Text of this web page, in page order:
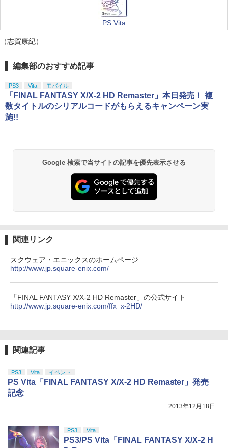
PS Vita
（志賀康紀）
編集部のおすすめ記事
PS3 Vita モバイル
「FINAL FANTASY X/X-2 HD Remaster」本日発売！ 複
数タイトルのシリアルコードがもらえるキャンペーン実
施!!
Google 検索で当サイトの記事を優先表示させる
関連リンク
スクウェア・エニックスのホームページ
http://www.jp.square-enix.com/
「FINAL FANTASY X/X-2 HD Remaster」の公式サイト
http://www.jp.square-enix.com/ffx_x-2HD/
関連記事
PS3 Vita イベント
PS Vita「FINAL FANTASY X/X-2 HD Remaster」発売
記念
2013年12月18日
PS3 Vita
PS3/PS Vita「FINAL FANTASY X/X-2 H